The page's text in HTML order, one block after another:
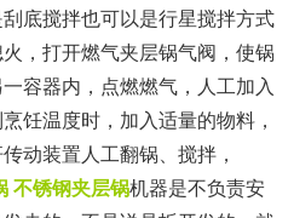
底搅拌也可以是行星搅拌方式
，打开燃气夹层锅气阀，使锅
容器内，点燃燃气，人工加入
饪温度时，加入适量的物料，
动装置人工翻锅、搅拌，
不锈钢夹层锅机器是不负责安